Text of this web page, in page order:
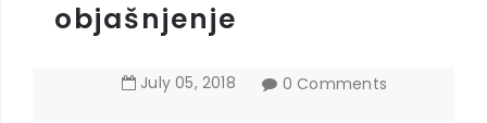
objašnjenje
July 05,2018 0 Comments